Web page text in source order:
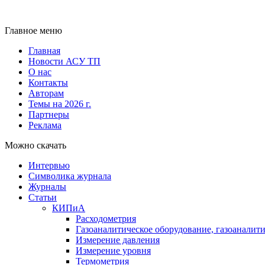
Главное меню
Главная
Новости АСУ ТП
О нас
Контакты
Авторам
Темы на 2026 г.
Партнеры
Реклама
Можно скачать
Интервью
Символика журнала
Журналы
Статьи
КИПиА
Расходометрия
Газоаналитическое оборудование,
Измерение давления
Измерение уровня
Термометрия